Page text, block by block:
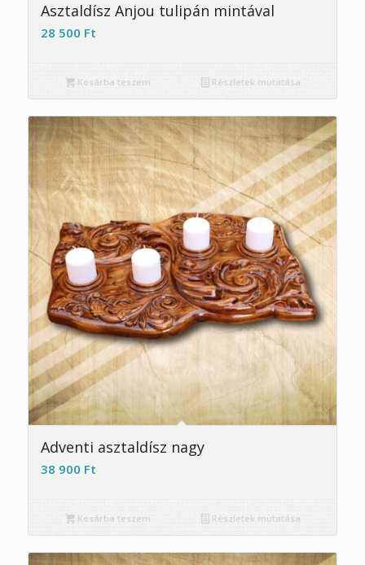
Asztaldísz Anjou tulipán mintával
28 500 Ft
Kosárba teszem Részletek mutatása
Adventi asztaldísz nagy
38 900 Ft
Kosárba teszem Részletek mutatása